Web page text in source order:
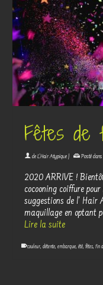
Fêtes de
deL'Hair Atypique| Posté dans
2020 ARRIVE !
cocooning coiffure
suggestions de l' Hair
maquillage en optant
Lire la suite
couleur, détente, embarque, été, fêtes, fin